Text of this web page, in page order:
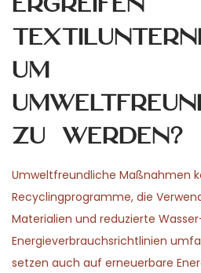
um
zu werden?
Umweltfreundliche Maßnahmen
Recyclingprogramme, die
Materialien und reduzierte
Energieverbrauchsrichtlinien
setzen auch auf erneuerbare